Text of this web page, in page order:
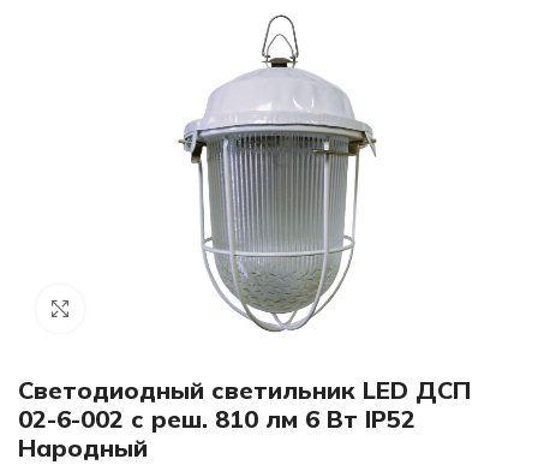
Нажмите, чтобы увеличить изображение
Светодиодный светильник LED ДСП
02-6-002 с реш. 810 лм 6 Вт IP52
Народный